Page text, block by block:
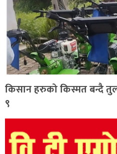
किसान हरुको किस्मत बन्दै
९